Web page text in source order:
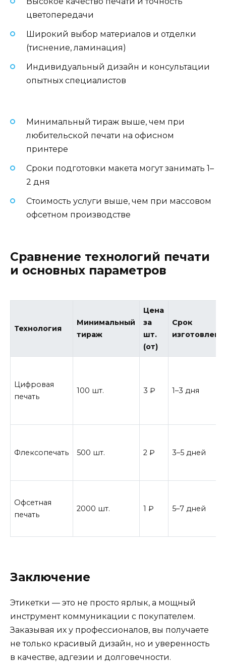
цветопередачи
Широкий выбор материалов и отделки
(тиснение, ламинация)
Индивидуальный дизайн и консультации
опытных специалистов
Минимальный тираж выше, чем при
любительской печати на офисном
принтере
Сроки подготовки макета могут занимать 1–
2 дня
Стоимость услуги выше, чем при массовом
офсетном производстве
Сравнение технологий печати
и основных параметров
Технология
Минимальный
тираж
Цена
за
шт.
(от)
Срок
Цифровая
печать
100 шт. 3 ₽ 1–3 дня
Флексопечать 500 шт. 2 ₽ 3–5 дней
Офсетная
печать
2000 шт. 1 ₽ 5–7 дней
Заключение
Этикетки — это не просто ярлык, а мощный
инструмент коммуникации с покупателем.
Заказывая их у профессионалов, вы получаете
не только красивый дизайн, но и уверенность
в качестве, адгезии и долговечности.